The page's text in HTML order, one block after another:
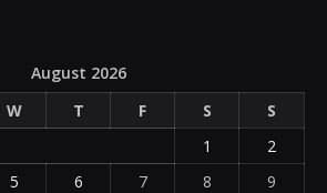
August 2026
W T F S
S
1
2
5 6 7 8
9